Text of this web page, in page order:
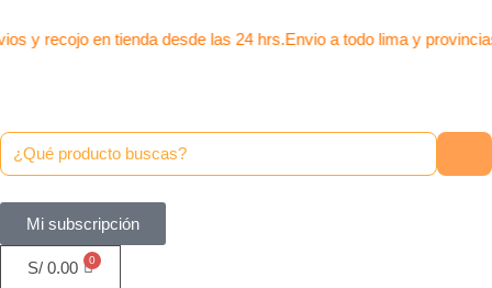
al
y recojo en tienda desde las 24 hrs.Envio a todo lima y
Mi subscripción
S/ 0.00
x30